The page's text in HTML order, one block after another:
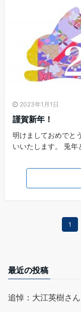
2023年1月1日
謹賀新年！
明けましておめでと
いいたします。 兎年
1
最近の投稿
追悼：大江英樹さん